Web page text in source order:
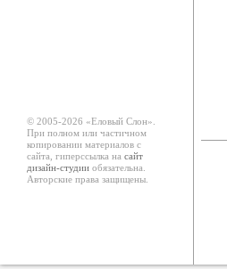
© 2005-2026 «Еловый Cлон».
При полном или частичном
копировании материалов с
сайта, гиперссылка на сайт
дизайн-студии обязательна.
Авторские права защищены.